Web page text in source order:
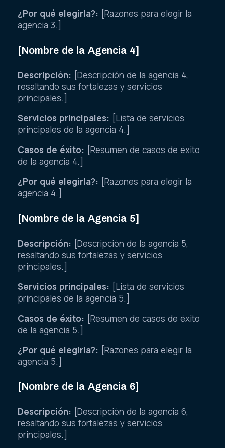
¿Por qué elegirla?: [Razones para elegir la
agencia 3.]
[Nombre de la Agencia 4]
Descripción: [Descripción de la agencia 4,
resaltando sus fortalezas y servicios
principales.]
Servicios principales: [Lista de servicios
principales de la agencia 4.]
Casos de éxito: [Resumen de casos de éxito
de la agencia 4.]
¿Por qué elegirla?: [Razones para elegir la
agencia 4.]
[Nombre de la Agencia 5]
Descripción: [Descripción de la agencia 5,
resaltando sus fortalezas y servicios
principales.]
Servicios principales: [Lista de servicios
principales de la agencia 5.]
Casos de éxito: [Resumen de casos de éxito
de la agencia 5.]
¿Por qué elegirla?: [Razones para elegir la
agencia 5.]
[Nombre de la Agencia 6]
Descripción: [Descripción de la agencia 6,
resaltando sus fortalezas y servicios
principales.]